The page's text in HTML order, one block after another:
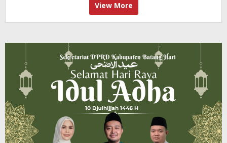
View More